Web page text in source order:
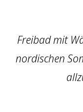
Freibad mit
nordischen